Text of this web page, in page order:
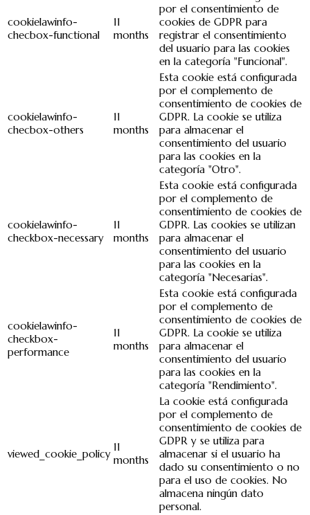
cookielawinfo-
checbox-functional
11
months
por el consentimiento de
cookies de GDPR para
registrar el consentimiento
del usuario para las cookies
en la categoría "Funcional".
cookielawinfo-
checbox-others
11
months
Esta cookie está configurada
por el complemento de
consentimiento de cookies de
GDPR. La cookie se utiliza
para almacenar el
consentimiento del usuario
para las cookies en la
categoría "Otro".
cookielawinfo-
checkbox-necessary
11
months
Esta cookie está configurada
por el complemento de
consentimiento de cookies de
GDPR. Las cookies se utilizan
para almacenar el
consentimiento del usuario
para las cookies en la
categoría "Necesarias".
cookielawinfo-
checkbox-
performance
11
months
Esta cookie está configurada
por el complemento de
consentimiento de cookies de
GDPR. La cookie se utiliza
para almacenar el
consentimiento del usuario
para las cookies en la
categoría "Rendimiento".
viewed_cookie_policy
11
months
La cookie está configurada
por el complemento de
consentimiento de cookies de
GDPR y se utiliza para
almacenar si el usuario ha
dado su consentimiento o no
para el uso de cookies. No
almacena ningún dato
personal.